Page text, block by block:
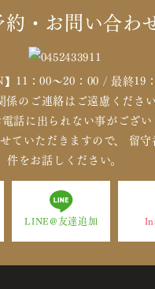
約・お問い合わ
】11：00～20：00 / 最終19
係のご連絡はご遠慮ください
話に出られない事がござい
ていただきますので、 留
件をお話しください。
LINE@友達追加